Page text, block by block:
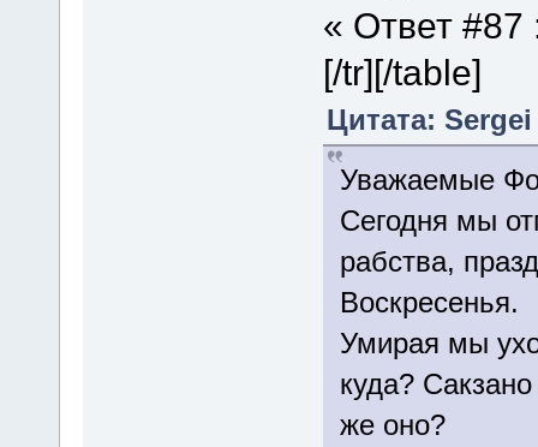
« Ответ
[/tr][/table]
Цитата:
Уважаемые
Сегодня мы
рабства,
Воскресенья.
Умирая мы
куда?
же оно?